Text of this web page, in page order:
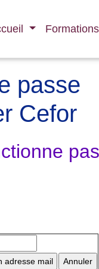
Formations
passe
Cefor